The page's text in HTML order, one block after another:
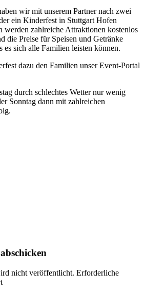
wir mit unserem Partner nach zwei
ein Kinderfest in Stuttgart Hofen
werden zahlreiche Attraktionen kostenlos
die Preise für Speisen und Getränke
es sich alle Familien leisten können.
dazu den Familien unser Event-Portal
durch schlechtes Wetter nur wenig
Sonntag dann mit zahlreichen
nicht veröffentlicht. Erforderliche